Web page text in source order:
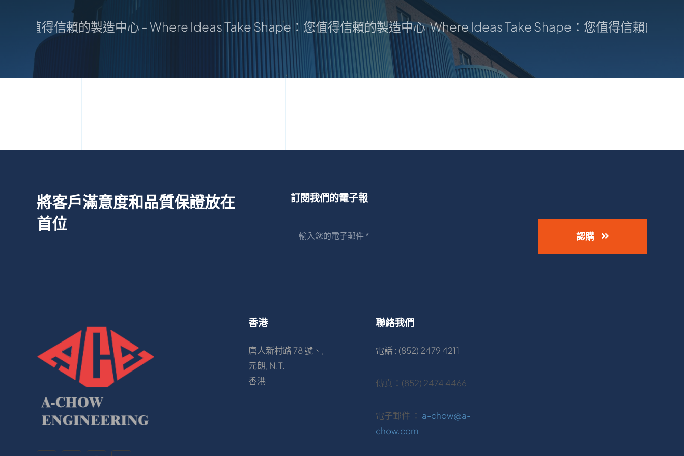
值得信賴的製造中心 - Where Ideas Take Shape：您值得信賴的製造中心 Where Ideas Take Shape：您值得信賴的製造
將客戶滿意度和品質保證放在
首位
訂閱我們的電子報
認購
香港
唐人新村路 78 號、,
元朗, N.T.
香港
聯絡我們
電話 : (852) 2479 4211
傳真：(852) 2474 4466
電子郵件 ： a-chow@a-
chow.com